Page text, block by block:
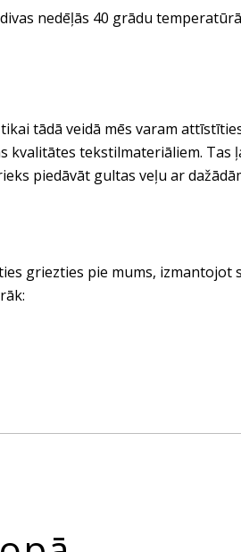
nedēļās 40 grādu
tādā veidā mēs varam
tekstilmateriāliem. Tas
piedāvāt gultas veļu ar
griezties pie mums,